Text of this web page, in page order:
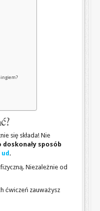
się składa! Nie
sposób
.
Niezależnie od
ćwiczeń zauważysz